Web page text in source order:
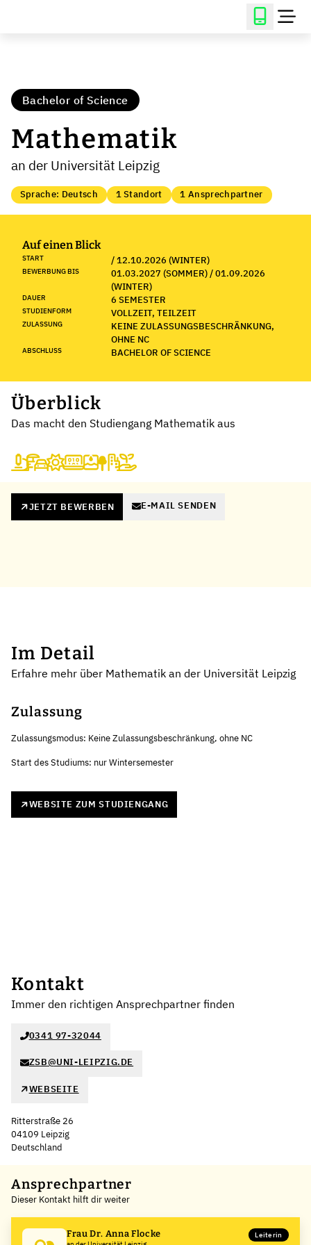
Bachelor of Science
Mathematik
an der Universität Leipzig
Sprache: Deutsch 1 Standort 1 Ansprechpartner
Auf einen Blick
START / 12.10.2026 (WINTER)
BEWERBUNG BIS
01.03.2027 (SOMMER) / 01.09.2026
(WINTER)
DAUER 6 SEMESTER
STUDIENFORM VOLLZEIT, TEILZEIT
ZULASSUNG
KEINE ZULASSUNGSBESCHRÄNKUNG,
OHNE NC
ABSCHLUSS BACHELOR OF SCIENCE
Überblick
Das macht den Studiengang Mathematik aus
JETZT BEWERBEN E-MAIL SENDEN
Im Detail
Erfahre mehr über Mathematik an der Universität Leipzig
Zulassung
Zulassungsmodus: Keine Zulassungsbeschränkung, ohne NC
Start des Studiums: nur Wintersemester
WEBSITE ZUM STUDIENGANG
Kontakt
Immer den richtigen Ansprechpartner finden
0341 97-32044
ZSB@UNI-LEIPZIG.DE
WEBSEITE
Ritterstraße 26
04109 Leipzig
Deutschland
+
−
Ansprechpartner
Dieser Kontakt hilft dir weiter
Frau Dr. Anna Flocke Leiterin